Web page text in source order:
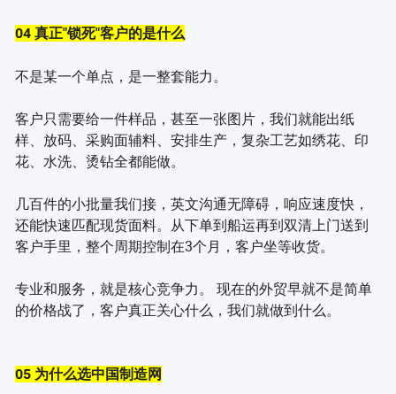
04 真正"锁死"客户的是什么
不是某一个单点，是一整套能力。
客户只需要给一件样品，甚至一张图片，我们就能出纸
样、放码、采购面辅料、安排生产，复杂工艺如绣花、印
花、水洗、烫钻全都能做。
几百件的小批量我们接，英文沟通无障碍，响应速度快，
还能快速匹配现货面料。从下单到船运再到双清上门送到
客户手里，整个周期控制在3个月，客户坐等收货。
专业和服务，就是核心竞争力。 现在的外贸早就不是简单
的价格战了，客户真正关心什么，我们就做到什么。
05 为什么选中国制造网